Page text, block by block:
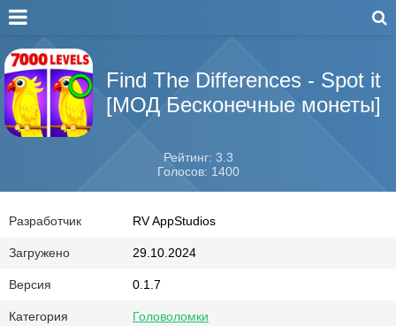
Find The Differences - Spot it
[МОД Бесконечные монеты]
Рейтинг: 3.3
Голосов: 1400
Разработчик RV AppStudios
Загружено 29.10.2024
Версия 0.1.7
Категория Головоломки